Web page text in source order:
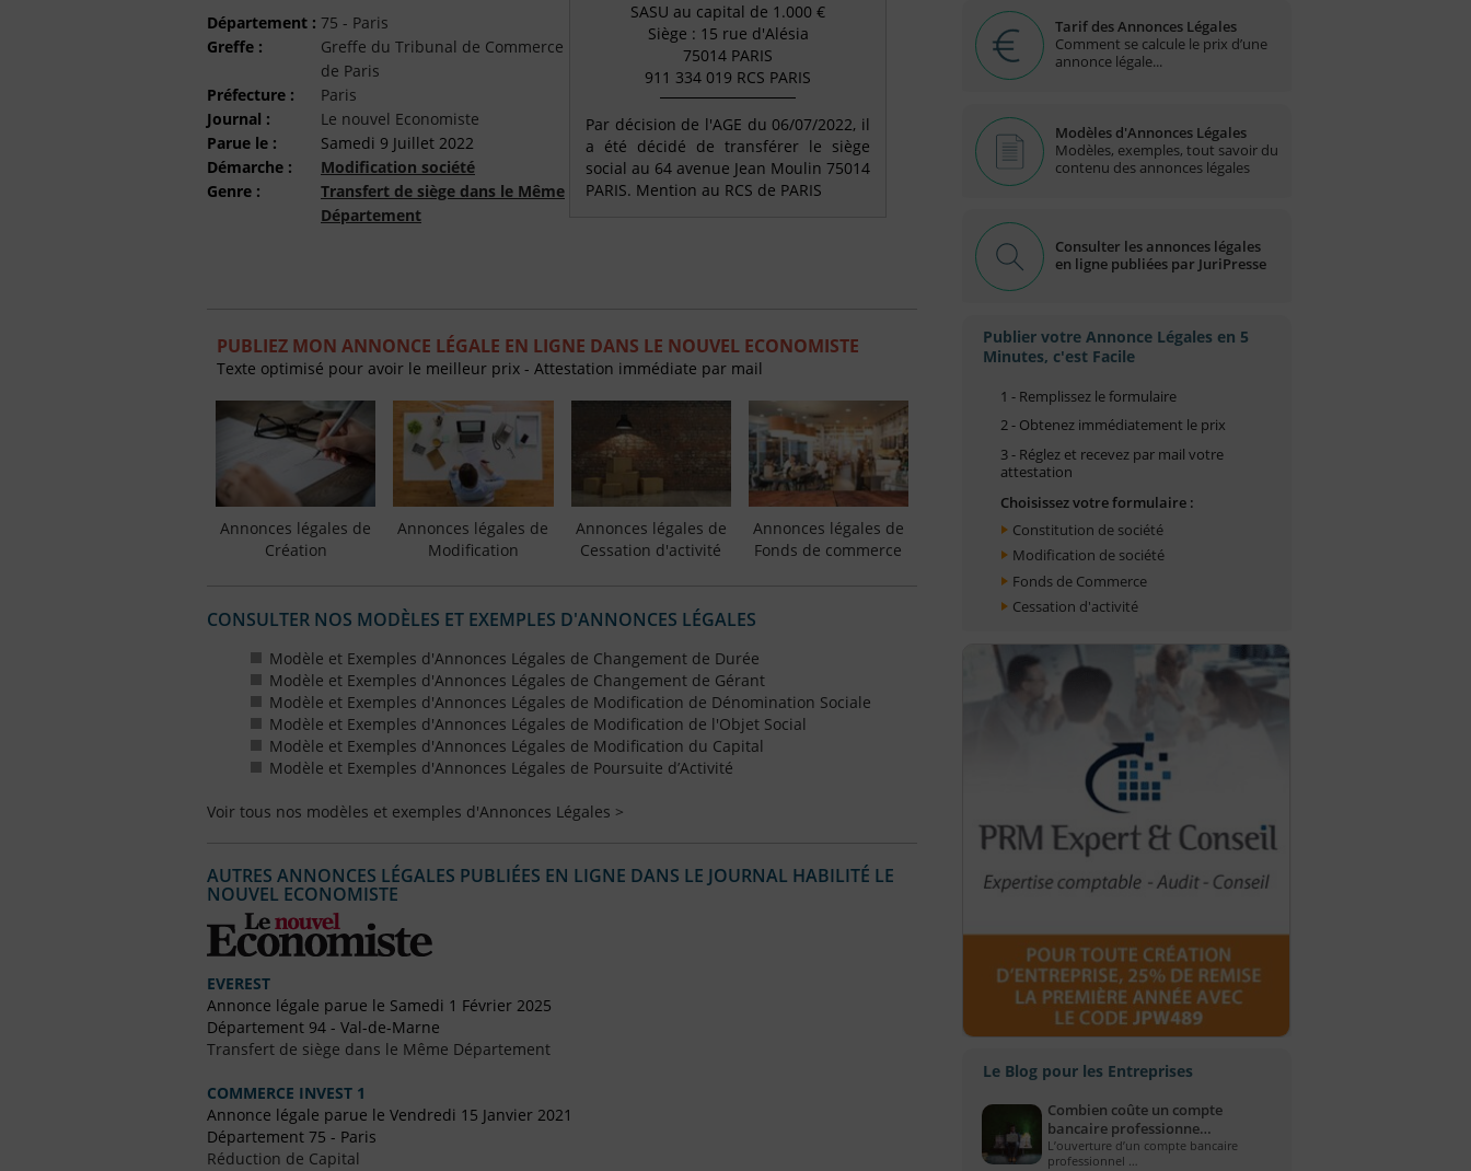
Département : 75 - Paris
Greffe :
Greffe du Tribunal de Commerce
de Paris
Préfecture :
Paris
Journal :
Le nouvel Economiste
Parue le :
Samedi 9 Juillet 2022
Démarche :
Modification société
Genre :
Transfert de siège dans le Même
Département
SASU au capital de 1.000 €
Siège : 15 rue d'Alésia
75014 PARIS
911 334 019 RCS PARIS
Par décision de l'AGE du 06/07/2022, il
a été décidé de transférer le siège
social au 64 avenue Jean Moulin 75014
PARIS. Mention au RCS de PARIS
PUBLIEZ MON ANNONCE LÉGALE EN LIGNE DANS LE NOUVEL ECONOMISTE
Texte optimisé pour avoir le meilleur prix - Attestation immédiate par mail
Annonces légales de
Création
Annonces légales de
Modification
Annonces légales de
Cessation d'activité
Annonces légales de
Fonds de commerce
CONSULTER NOS MODÈLES ET EXEMPLES D'ANNONCES LÉGALES
Modèle et Exemples d'Annonces Légales de Changement de Durée
Modèle et Exemples d'Annonces Légales de Changement de Gérant
Modèle et Exemples d'Annonces Légales de Modification de Dénomination Sociale
Modèle et Exemples d'Annonces Légales de Modification de l'Objet Social
Modèle et Exemples d'Annonces Légales de Modification du Capital
Modèle et Exemples d'Annonces Légales de Poursuite d’Activité
Voir tous nos modèles et exemples d'Annonces Légales >
AUTRES ANNONCES LÉGALES PUBLIÉES EN LIGNE DANS LE JOURNAL HABILITÉ LE
NOUVEL ECONOMISTE
EVEREST
Annonce légale parue le Samedi 1 Février 2025
Département 94 - Val-de-Marne
Transfert de siège dans le Même Département
COMMERCE INVEST 1
Annonce légale parue le Vendredi 15 Janvier 2021
Département 75 - Paris
Réduction de Capital
Tarif des Annonces Légales
Comment se calcule le prix d’une
annonce légale...
Modèles d'Annonces Légales
Modèles, exemples, tout savoir du
contenu des annonces légales
Consulter les annonces légales
en ligne publiées par JuriPresse
Publier votre Annonce Légales en 5
Minutes, c'est Facile
1 - Remplissez le formulaire
2 - Obtenez immédiatement le prix
3 - Réglez et recevez par mail votre
attestation
Choisissez votre formulaire :
Constitution de société
Modification de société
Fonds de Commerce
Cessation d'activité
Le Blog pour les Entreprises
Combien coûte un compte
bancaire professionne…
L’ouverture d’un compte bancaire
professionnel …